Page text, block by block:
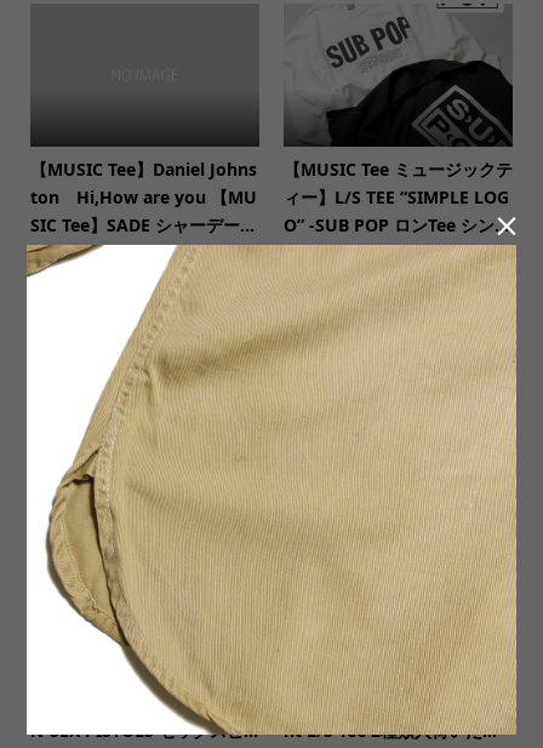
【MUSIC Tee】Daniel Johns
ton Hi,How are you 【MU
SIC Tee】SADE シャーデー...
【MUSIC Tee ミュージックテ
ィー】L/S TEE “SIMPLE LOG
O” -SUB POP ロンTee シン...
【COLD BREAKER コールド
ブレーカー】Boa slit Scarf
ボアスリットスカーフ
【JHANKSON ジャンクソ
ン】S/S Tee FAMILY FIRST
ファミリーファースト
【MUSIC Tee ミュージックテ
ィー】GOD SAVE THE QUEE
N-SEX PISTOLS セックスピ...
【SALVAGE PUBLIC(サルヴ
ェージ・パブリック)】Pigme
nt L/S Tee 2種類入荷いた...
